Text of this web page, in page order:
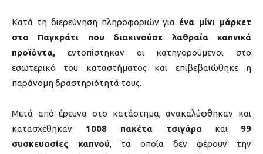
Κατά τη διερεύνηση πληροφοριών για ένα μίνι μάρκετ
στο Παγκράτι που διακινούσε λαθραία καπνικά
προϊόντα, εντοπίστηκαν οι κατηγορούμενοι στο
εσωτερικό του καταστήματος και επιβεβαιώθηκε η
παράνομη δραστηριότητά τους.
Μετά από έρευνα στο κατάστημα, ανακαλύφθηκαν και
κατασχέθηκαν 1008 πακέτα τσιγάρα και 99
συσκευασίες καπνού, τα οποία δεν φέρουν την